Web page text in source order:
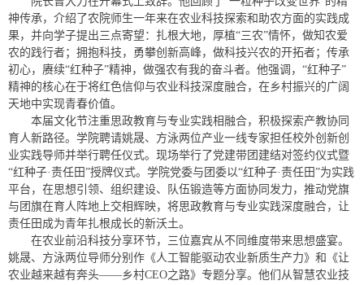
神传承，介绍了农院师生一年来在农业科技探索和助农方面的实践成
果，并向学子提出三点寄望：扎根大地，厚植“三农”情怀，做知农爱
农的践行者；拥抱科技，勇攀创新高峰，做科技兴农的开拓者；传承
初心，赓续“红种子”精神，做强农有我的奋斗者。他强调，“红种子”
精神的核心在于将红色信仰与农业科技深度融合，在乡村振兴的广阔
天地中实现青春价值。
本届文化节注重思政教育与专业实践相融合，积极探索产教协同
育人新路径。学院聘请姚晟、方泳两位产业一线专家担任校外创新创
业实践导师并举行聘任仪式。现场举行了党建带团建结对签约仪式暨
“红种子·责任田”授牌仪式。学院党委与团委以“红种子·责任田”为实践
平台，在思想引领、组织建设、队伍锻造等方面协同发力，推动党旗
与团旗在育人阵地上交相辉映，将思政教育与专业实践深度融合，让
责任田成为青年扎根成长的新沃土。
在农业前沿科技分享环节，三位嘉宾从不同维度带来思想盛宴。
姚晟、方泳两位导师分别作《人工智能驱动农业新质生产力》和《让
农业越来越有奔头——乡村CEO之路》专题分享。他们从智慧农业技